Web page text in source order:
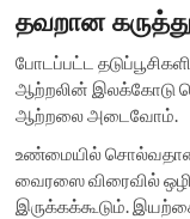
தவறான
போடப்பட்ட
ஆற்றலின் இலக்கோடு
ஆற்றலை அடைவோம்.
உண்மையில்
வைரஸை விரைவில்
இருக்கக்கூடும்.